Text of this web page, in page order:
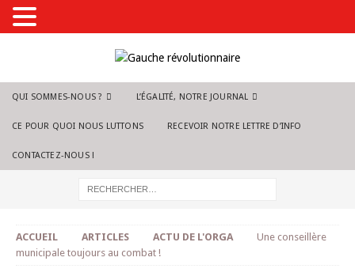
QUI SOMMES-NOUS ? L’ÉGALITÉ, NOTRE JOURNAL
CE POUR QUOI NOUS LUTTONS RECEVOIR NOTRE LETTRE D’INFO
CONTACTEZ-NOUS !
ACCUEIL ARTICLES ACTU DE L'ORGA
Une conseillère
municipale toujours au combat !